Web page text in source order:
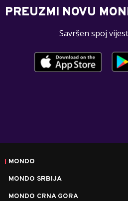
PREUZMI NOVU
Savršen spoj
MONDO
MONDO SRBIJA
MONDO CRNA GORA